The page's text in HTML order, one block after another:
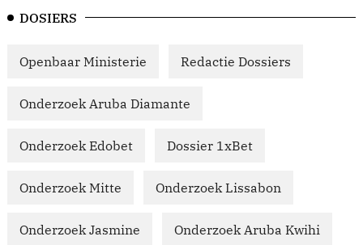
DOSIERS
Openbaar Ministerie Redactie Dossiers
Onderzoek Aruba Diamante
Onderzoek Edobet Dossier 1xBet
Onderzoek Mitte Onderzoek Lissabon
Onderzoek Jasmine Onderzoek Aruba Kwihi